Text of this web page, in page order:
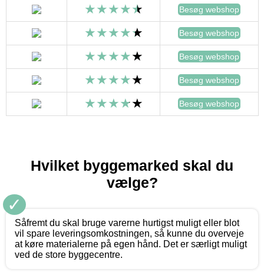
Besøg webshop
Besøg webshop
Besøg webshop
Besøg webshop
Besøg webshop
Hvilket byggemarked skal du
vælge?
✓
Såfremt du skal bruge varerne hurtigst muligt eller blot
vil spare leveringsomkostningen, så kunne du overveje
at køre materialerne på egen hånd. Det er særligt muligt
ved de store byggecentre.